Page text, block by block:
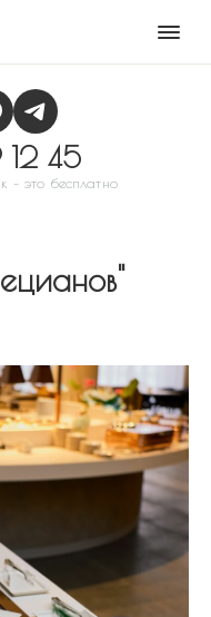
45
– это бесплатно